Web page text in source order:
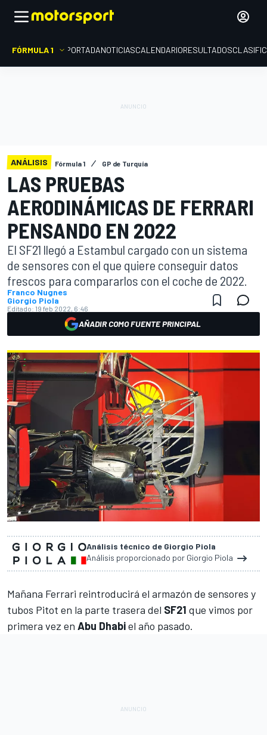
FÓRMULA 1 PORTADANOTICIASCALENDARIORESULTADOS
ANÁLISIS Fórmula 1 GP de Turquía
LAS PRUEBAS
AERODINÁMICAS DE FERRARI
PENSANDO EN 2022
El SF21 llegó a Estambul cargado con un sistema
de sensores con el que quiere conseguir datos
frescos para compararlos con el coche de 2022.
Franco Nugnes
Giorgio Piola
Editado: 19 feb 2022, 6:46
AÑADIR COMO FUENTE PRINCIPAL
Análisis técnico de Giorgio Piola
Análisis proporcionado por Giorgio Piola
Mañana Ferrari reintroducirá el armazón de sensores y
tubos Pitot en la parte trasera del SF21 que vimos por
primera vez en Abu Dhabiel año pasado.